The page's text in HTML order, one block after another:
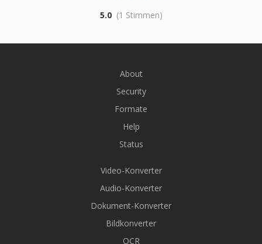
5.0 (1 Stimmen)
About
Security
Formate
Help
Status
Video-Konverter
Audio-Konverter
Dokument-Konverter
Bildkonverter
OCR